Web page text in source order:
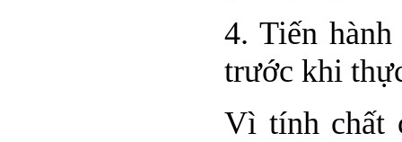
4. Tiến
trước khi
Vì tính chất